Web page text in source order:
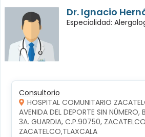
Dr. Ignacio
Especialidad:
Consultorio
HOSPITAL COMUNITARIO
AVENIDA DEL DEPORTE SIN NÚMERO,
3A. GUARDIA, C.P.90750,
ZACATELCO,TLAXCALA